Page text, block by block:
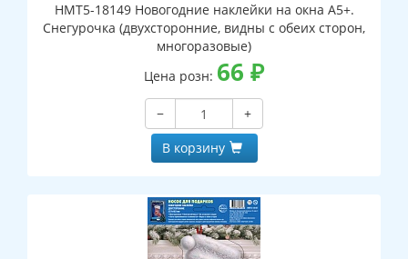
НМТ5-18149 Новогодние наклейки на окна А5+.
Снегурочка (двухсторонние, видны с обеих сторон,
многоразовые)
Цена розн: 66 ₽
−
+
В корзину